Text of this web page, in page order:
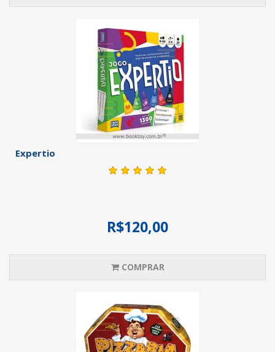
Expertio
R$120,00
COMPRAR